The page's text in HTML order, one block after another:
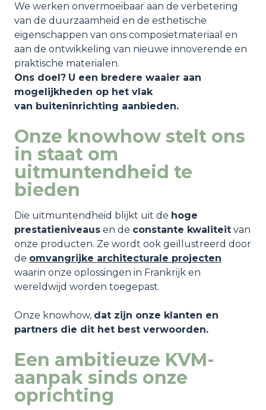
We werken onvermoeibaar aan de verbetering
van de duurzaamheid en de esthetische
eigenschappen van ons composietmateriaal en
aan de ontwikkeling van nieuwe innoverende en
praktische materialen.
Ons doel? U een bredere waaier aan
mogelijkheden op het vlak
van buiteninrichting aanbieden.
Onze knowhow stelt ons
in staat om
uitmuntendheid te
bieden
Die uitmuntendheid blijkt uit de hoge
prestatieniveaus en de constante kwaliteit van
onze producten. Ze wordt ook geïllustreerd door
de omvangrijke architecturale projecten
waarin onze oplossingen in Frankrijk en
wereldwijd worden toegepast.
Onze knowhow, dat zijn onze klanten en
partners die dit het best verwoorden.
Een ambitieuze KVM-
aanpak sinds onze
oprichting